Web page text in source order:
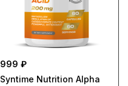
999 ₽
Syntime Nutrition Alpha